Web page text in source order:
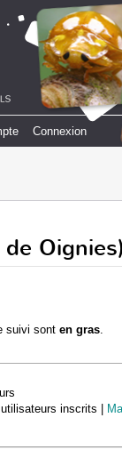
Connexion
suivi sont en gras
inscrits |